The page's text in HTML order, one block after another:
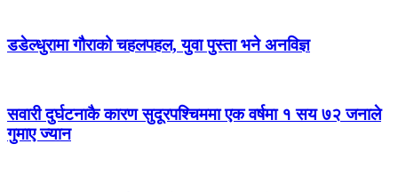
डडेल्धुरामा गौराको चहलपहल, युवा पुस्ता भने अनविज्ञ
सवारी दुर्घटनाकै कारण सुदूरपश्चिममा एक वर्षमा १ सय ७२ जनाले
गुमाए ज्यान